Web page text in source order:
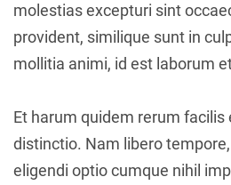
molestias excepturi sint
provident, similique sunt in
mollitia animi, id est laborum
Et harum quidem rerum facilis
distinctio. Nam libero
eligendi optio cumque nihil